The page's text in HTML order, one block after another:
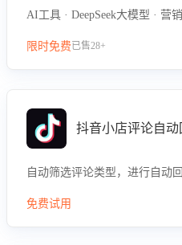
AI工具 · DeepSeek大模型 · 营
限时免费已售28+
抖音小店评论自动
自动筛选评论类型，进行自动
免费试用